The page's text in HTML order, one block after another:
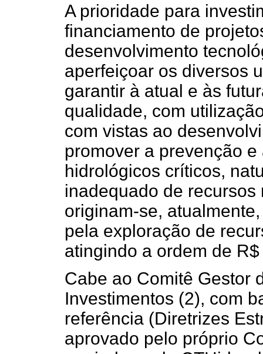
A prioridade para
financiamento de
desenvolvimento
aperfeiçoar os diversos
garantir à atual e às
qualidade, com
com vistas ao
promover a prevenção
hidrológicos críticos,
inadequado de
originam-se,
pela exploração de
atingindo a ordem de
Cabe ao Comitê Gestor
Investimentos (2), com
referência (Diretrizes
aprovado pelo próprio